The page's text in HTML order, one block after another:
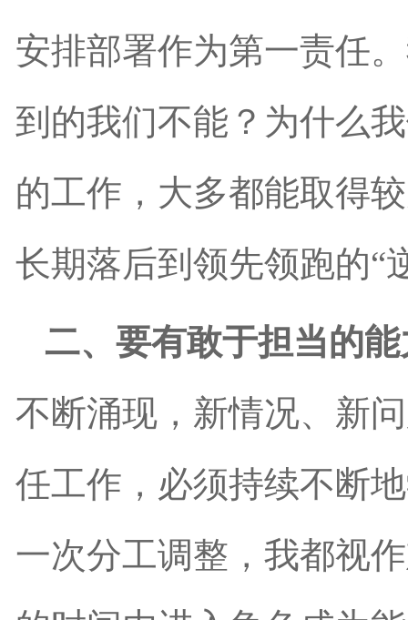
安排部署作为第一责任
到的我们不能？为什么
的工作，大多都能取得
长期落后到领先领跑的“
二、要有敢于担当的
不断涌现，新情况、新
任工作，必须持续不断
一次分工调整，我都视